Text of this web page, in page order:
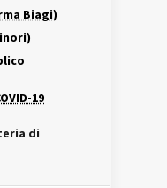
Biagi)
19
di